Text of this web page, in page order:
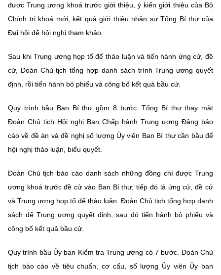
được Trung ương khoá trước giới thiệu, ý kiến giới thiệu của Bộ
Chính trị khoá mới, kết quả giới thiệu nhân sự Tổng Bí thư của
Đại hội để hội nghị tham khảo.
Sau khi Trung ương họp tổ để thảo luận và tiến hành ứng cử, đề
cử, Đoàn Chủ tịch tổng hợp danh sách trình Trung ương quyết
định, rồi tiến hành bỏ phiếu và công bố kết quả bầu cử.
Quy trình bầu Ban Bí thư gồm 8 bước. Tổng Bí thư thay mặt
Đoàn Chủ tịch Hội nghị Ban Chấp hành Trung ương Đảng báo
cáo về đề án và đề nghị số lượng Ủy viên Ban Bí thư cần bầu để
hội nghị thảo luận, biểu quyết.
Đoàn Chủ tịch báo cáo danh sách những đồng chí được Trung
ương khoá trước đề cử vào Ban Bí thư; tiếp đó là ứng cử, đề cử
và Trung ương họp tổ để thảo luận. Đoàn Chủ tịch tổng hợp danh
sách để Trung ương quyết định, sau đó tiến hành bỏ phiếu và
công bố kết quả bầu cử.
Quy trình bầu Ủy ban Kiểm tra Trung ương có 7 bước. Đoàn Chủ
tịch báo cáo về tiêu chuẩn, cơ cấu, số lượng Ủy viên Ủy ban